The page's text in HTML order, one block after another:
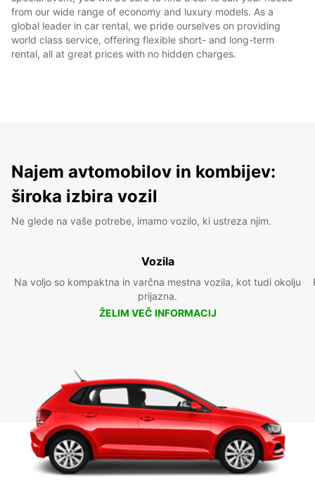
from our wide range of economy and luxury models. As a
global leader in car rental, we pride ourselves on providing
world class service, offering flexible short- and long-term
rental, all at great prices with no hidden charges.
Najem avtomobilov in kombijev:
široka izbira vozil
Ne glede na vaše potrebe, imamo vozilo, ki ustreza njim.
Vozila
Na voljo so kompaktna in varčna mestna vozila, kot tudi okolju
prijazna.
ŽELIM VEČ INFORMACIJ